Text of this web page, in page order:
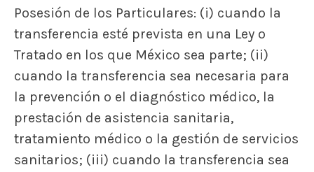
Posesión de los Particulares: (i) cuando la
transferencia esté prevista en una Ley o
Tratado en los que México sea parte; (ii)
cuando la transferencia sea necesaria para
la prevención o el diagnóstico médico, la
prestación de asistencia sanitaria,
tratamiento médico o la gestión de servicios
sanitarios; (iii) cuando la transferencia sea